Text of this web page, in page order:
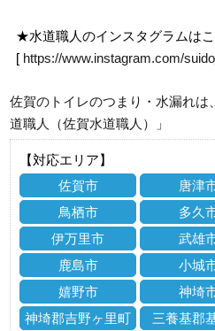
★水道職人のインスタグラムはこ
[ https://www.instagram.com/
佐賀のトイレのつまり・水漏れは
道職人（佐賀水道職人）」
【対応エリア】
佐賀市
唐津
鳥栖市
多久
伊万里市
武雄
鹿島市
小城
嬉野市
神埼
神埼郡吉野ヶ里町
三養基郡